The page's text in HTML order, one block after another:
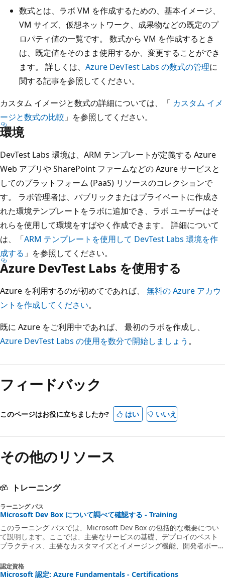
数式とは、ラボ VM を作成するための、基本イメージ、
VM サイズ、仮想ネットワーク、成果物などの既定のプ
ロパティ値の一覧です。 数式から VM を作成するとき
は、既定値をそのまま使用するか、変更することができ
ます。 詳しくは、 Azure DevTest Labs の数式の管理に
関する記事を参照してください。
カスタム イメージと数式の詳細については、「 カスタム イメ
ージと数式の比較 」を参照してください。
環境
DevTest Labs 環境は、ARM テンプレートが定義する Azure
Web アプリや SharePoint ファームなどの Azure サービスと
してのプラットフォーム (PaaS) リソースのコレクションで
す。 ラボ管理者は、パブリックまたはプライベートに作成さ
れた環境テンプレートをラボに追加でき、ラボ ユーザーはそ
れらを使用して環境をすばやく作成できます。 詳細について
は、「ARM テンプレートを使用して DevTest Labs 環境を作
成する 」を参照してください。
Azure DevTest Labs を使用する
Azure を利用するのが初めてであれば、 無料の Azure アカウ
ントを作成してください。
既に Azure をご利用中であれば、 最初のラボを作成し、
Azure DevTest Labs の使用を数分で開始しましょう 。
フィードバック
このページはお役に立ちましたか? はい いいえ
その他のリソース
トレーニング
ラーニング パス
Microsoft Dev Box について調べて確認する - Training
このラーニング パスでは、Microsoft Dev Box の包括的な概要につい
て説明します。ここでは、主要なサービスの基礎、デプロイのベスト
プラクティス、主要なカスタマイズとイメージング機能、開発者ポータ
認定資格
Microsoft 認定: Azure Fundamentals - Certifications